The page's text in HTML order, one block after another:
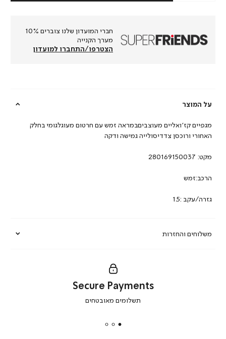
חברי המועדון שלנו צוברים 10%
מערך הקנייה
הצטרפו/התחברו למועדון
על המוצר
משלוחים והחזרות
מגפיים קז’ואליים מעוצביםבמראה זמש עם חרטום מעוגלגומי בחלק
האחורי ורוכסן צדדיסולייה גמישה ודקה
מקט: 280169150037
הרכב:זמש
גזרה/עקב :1.5
secure
|
Secure Payments
תשלומים מאובטחים